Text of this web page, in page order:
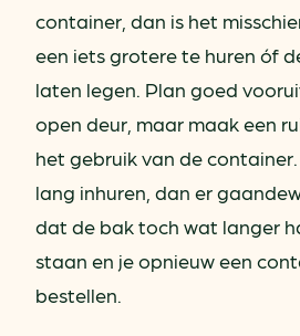
container, dan is het
een iets grotere te huren óf
laten legen. Plan goed
open deur, maar maak een
het gebruik van de
lang inhuren, dan er
dat de bak toch wat langer
staan en je opnieuw een
bestellen.